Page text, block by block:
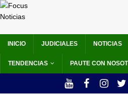
INICIO JUDICIALES NOTICIAS
TENDENCIAS PAUTE CON